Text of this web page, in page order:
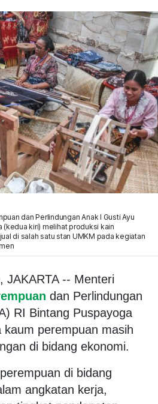
dan Perlindungan Anak I Gusti Ayu
(kedua kiri) melihat produksi kain
di salah satu stan UMKM pada kegiatan
JAKARTA -- Menteri
dan Perlindungan
RI Bintang Puspayoga
kaum perempuan masih
di bidang ekonomi.
di bidang
angkatan kerja,